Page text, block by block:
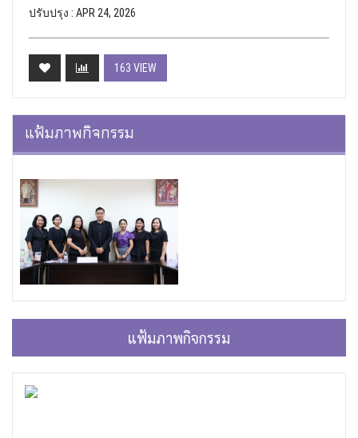
ปรับปรุง : APR 24, 2026
163 VIEW
แฟ้มภาพกิจกรรม
แฟ้มภาพกิจกรรม